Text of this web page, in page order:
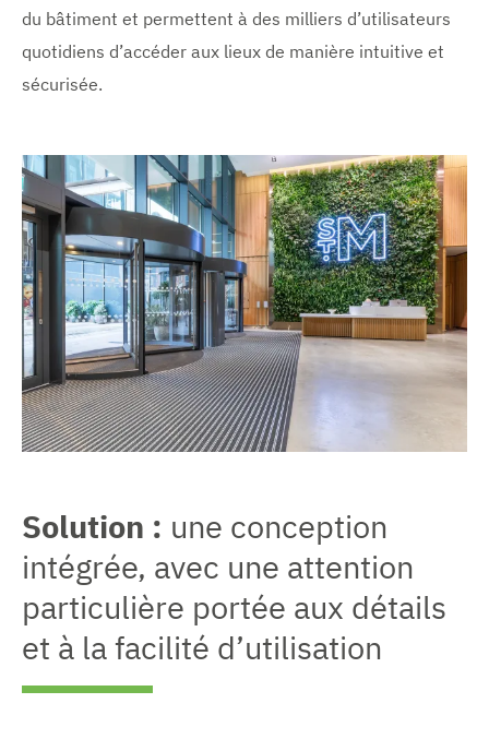
du bâtiment et permettent à des milliers d’utilisateurs
quotidiens d’accéder aux lieux de manière intuitive et
sécurisée.
Solution : une conception
intégrée, avec une attention
particulière portée aux détails
et à la facilité d’utilisation